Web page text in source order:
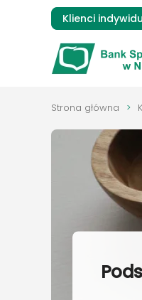
Przejdź do głównej
Klienci
Strona główna